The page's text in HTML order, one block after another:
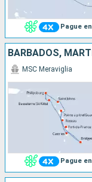
Pague
Pague
MSC Meraviglia